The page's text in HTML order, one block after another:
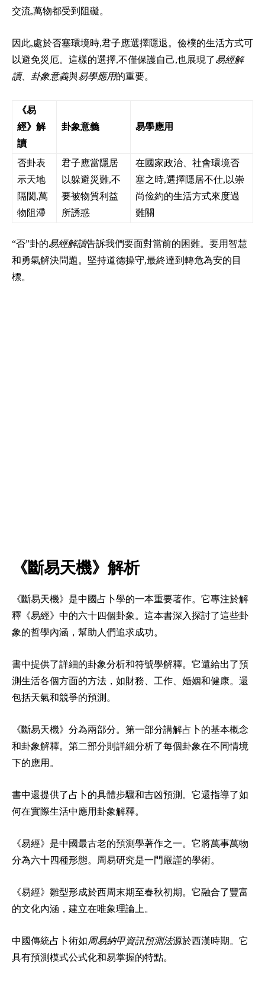
交流,萬物都受到阻礙。
因此,處於否塞環境時,君子應選擇隱退。儉樸的生活方式可
以避免災厄。這樣的選擇,不僅保護自己,也展現了易經解
讀、 卦象意義與易學應用的重要。
《易
經》解
讀
卦象意義 易學應用
否卦表
示天地
隔閡,萬
物阻滯
君子應當隱居
以躲避災難,不
要被物質利益
所誘惑
在國家政治、社會環境否
塞之時,選擇隱居不仕,以崇
尚俭約的生活方式來度過
難關
“否”卦的易經解讀告訴我們要面對當前的困難。要用智慧
和勇氣解決問題。堅持道德操守,最終達到轉危為安的目
標。
《斷易天機》解析
《斷易天機》是中國占卜學的一本重要著作。它專注於解
釋《易經》中的六十四個卦象。這本書深入探討了這些卦
象的哲學內涵，幫助人們追求成功。
書中提供了詳細的卦象分析和符號學解釋。它還給出了預
測生活各個方面的方法，如財務、工作、婚姻和健康。還
包括天氣和競爭的預測。
《斷易天機》分為兩部分。第一部分講解占卜的基本概念
和卦象解釋。第二部分則詳細分析了每個卦象在不同情境
下的應用。
書中還提供了占卜的具體步驟和吉凶預測。它還指導了如
何在實際生活中應用卦象解釋。
《易經》是中國最古老的預測學著作之一。它將萬事萬物
分為六十四種形態。周易研究是一門嚴謹的學術。
《易經》雛型形成於西周末期至春秋初期。它融合了豐富
的文化內涵，建立在唯象理論上。
中國傳統占卜術如周易納甲資訊預測法源於西漢時期。它
具有預測模式公式化和易掌握的特點。